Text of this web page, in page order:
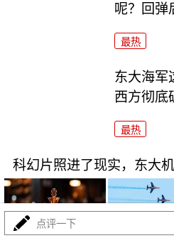
呢？回弹
最热
东大海军
西方彻底
最热
科幻片照进了现实，东大
点评一下